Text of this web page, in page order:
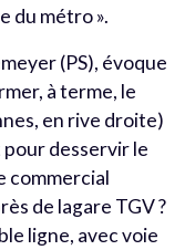
du métro ».
(PS), évoque
à terme, le
en rive droite)
desservir le
commercial
de lagare TGV ?
ligne, avec voie